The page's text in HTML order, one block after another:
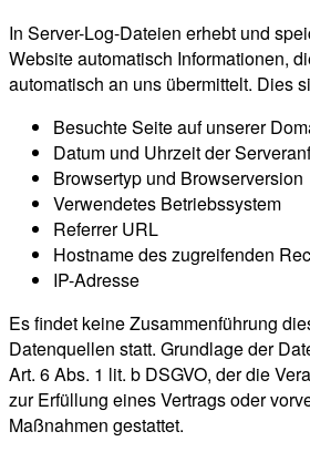
In Server-Log-Dateien erhebt und
Website automatisch Informationen,
automatisch an uns übermittelt. Dies
Besuchte Seite auf unserer
Datum und Uhrzeit der
Browsertyp und Browserversion
Verwendetes Betriebssystem
Referrer URL
Hostname des zugreifenden
IP-Adresse
Es findet keine Zusammenführung
Datenquellen statt. Grundlage der
Art. 6 Abs. 1 lit. b DSGVO, der die
zur Erfüllung eines Vertrags oder
Maßnahmen gestattet.